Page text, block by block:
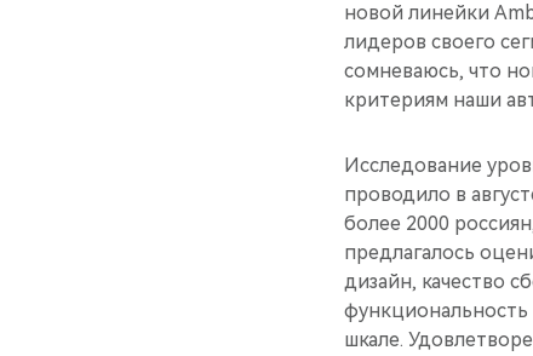
новой линейки
лидеров своего
сомневаюсь, что
критериям наши
Исследование
проводило в
более 2000
предлагалось
дизайн, качество
шкале.